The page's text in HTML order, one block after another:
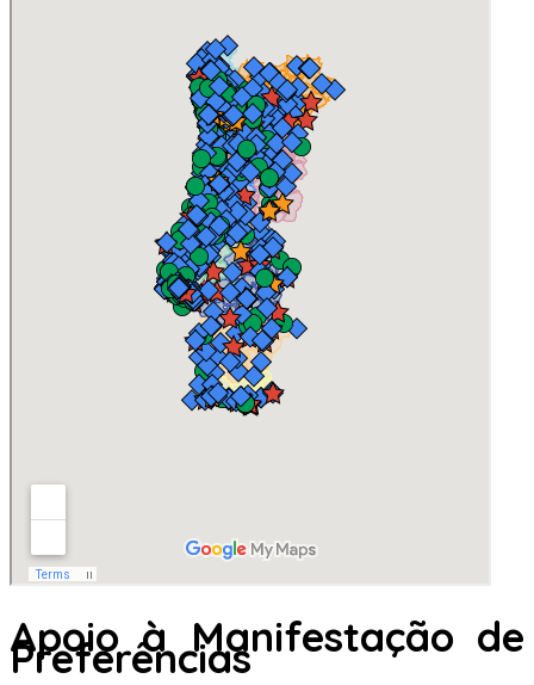
Apoio à Manifestação de
Preferências